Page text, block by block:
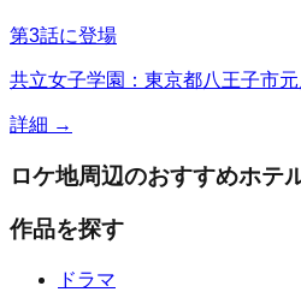
第3話に登場
共立女子学園：東京都八王子市
詳細 →
ロケ地周辺のおすすめホテ
作品を探す
ドラマ